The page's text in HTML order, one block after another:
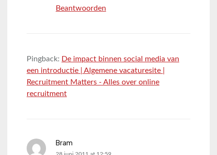
Beantwoorden
Pingback: De impact binnen social media van
een introductie | Algemene vacaturesite |
Recruitment Matters - Alles over online
recruitment
Bram